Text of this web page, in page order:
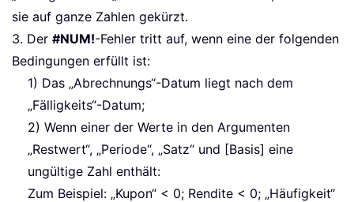
sie auf ganze Zahlen gekürzt.
3. Der #NUM!-Fehler tritt auf, wenn eine der folgenden
Bedingungen erfüllt ist:
1) Das „Abrechnungs“-Datum liegt nach dem
„Fälligkeits“-Datum;
2) Wenn einer der Werte in den Argumenten
„Restwert“, „Periode“, „Satz“ und [Basis] eine
ungültige Zahl enthält:
Zum Beispiel: „Kupon“ < 0; Rendite < 0; „Häufigkeit“